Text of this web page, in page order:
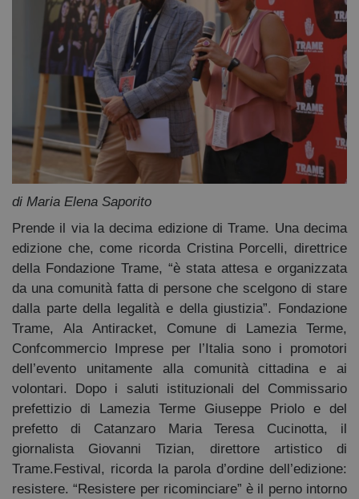
di Maria Elena Saporito
Prende il via la decima edizione di Trame. Una decima
edizione che, come ricorda Cristina Porcelli, direttrice
della Fondazione Trame, “è stata attesa e organizzata
da una comunità fatta di persone che scelgono di stare
dalla parte della legalità e della giustizia”. Fondazione
Trame, Ala Antiracket, Comune di Lamezia Terme,
Confcommercio Imprese per l’Italia sono i promotori
dell’evento unitamente alla comunità cittadina e ai
volontari. Dopo i saluti istituzionali del Commissario
prefettizio di Lamezia Terme Giuseppe Priolo e del
prefetto di Catanzaro Maria Teresa Cucinotta, il
giornalista Giovanni Tizian, direttore artistico di
Trame.Festival, ricorda la parola d’ordine dell’edizione:
resistere. “Resistere per ricominciare” è il perno intorno